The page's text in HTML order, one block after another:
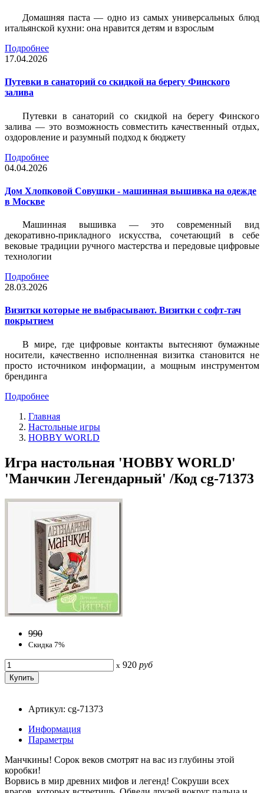
Домашняя паста — одно из самых универсальных блюд
итальянской кухни: она нравится детям и взрослым
Подробнее
17.04.2026
Путевки в санаторий со скидкой на берегу Финского
залива
Путевки в санаторий со скидкой на берегу Финского
залива — это возможность совместить качественный отдых,
оздоровление и разумный подход к бюджету
Подробнее
04.04.2026
Дом Хлопковой Совушки - машинная вышивка на одежде
в Москве
Машинная вышивка — это современный вид
декоративно-прикладного искусства, сочетающий в себе
вековые традиции ручного мастерства и передовые цифровые
технологии
Подробнее
28.03.2026
Визитки которые не выбрасывают. Визитки с софт-тач
покрытием
В мире, где цифровые контакты вытесняют бумажные
носители, качественно исполненная визитка становится не
просто источником информации, а мощным инструментом
брендинга
Подробнее
Главная
Настольные игры
HOBBY WORLD
Игра настольная 'HOBBY WORLD'
'Манчкин Легендарный' /Код cg-71373
990
Скидка 7%
x 920 руб
Артикул: cg-71373
Информация
Параметры
Манчкины! Сорок веков смотрят на вас из глубины этой
коробки!
Ворвись в мир древних мифов и легенд! Сокруши всех